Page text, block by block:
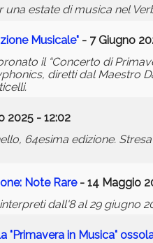
estate di musica nel
Musicale" - 7 Giugno
il “Concerto di
diretti dal Maestro
2025 - 12:02
64esima edizione.
Note Rare- 14 Maggio
dall'8 al 29 giugno
"Primavera in Musica"